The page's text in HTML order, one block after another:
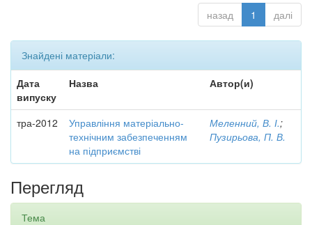
назад 1 далі
Знайдені матеріали:
Дата
випуску
Назва Автор(и)
тра-2012
Управління матеріально-
технічним забезпеченням
на підприємстві
Меленний, В. І.;
Пузирьова, П. В.
Перегляд
Тема